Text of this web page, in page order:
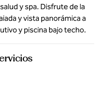
y spa. Disfrute de la
y vista panorámica a
y piscina bajo techo.